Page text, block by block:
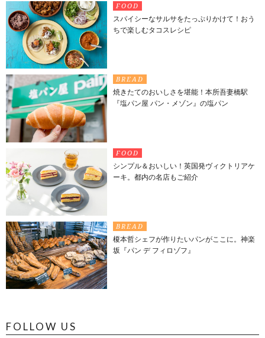
FOOD
スパイシーなサルサをたっぷりかけて！おう
ちで楽しむタコスレシピ
BREAD
焼きたてのおいしさを堪能！本所吾妻橋駅
『塩パン屋 パン・メゾン』の塩パン
FOOD
シンプル＆おいしい！英国発ヴィクトリアケ
ーキ。都内の名店もご紹介
BREAD
榎本哲シェフが作りたいパンがここに。神楽
坂『パン デ フィロゾフ』
FOLLOW US